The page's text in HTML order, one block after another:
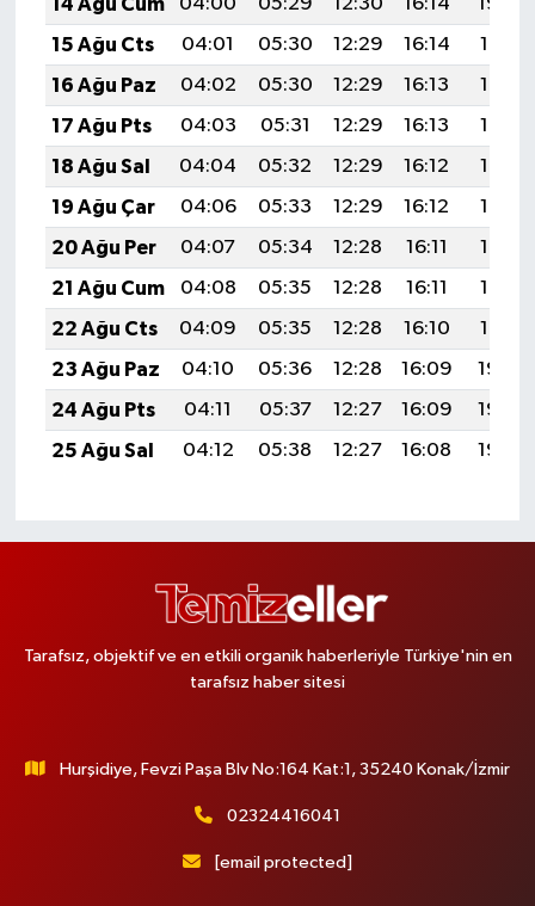
15 Ağu Cts
04:01 05:30 12:29 16:14
19:19
16 Ağu Paz
04:02 05:30 12:29 16:13
19:18
17 Ağu Pts
04:03 05:31 12:29 16:13
19:17
18 Ağu Sal
04:04 05:32 12:29 16:12
19:16
19 Ağu Çar
04:06 05:33 12:29 16:12
19:14
20 Ağu Per
04:07 05:34 12:28 16:11
19:13
21 Ağu Cum
04:08 05:35 12:28 16:11
19:12
22 Ağu Cts
04:09 05:35 12:28 16:10
19:10
23 Ağu Paz
04:10 05:36 12:28 16:09
19:09
24 Ağu Pts
04:11 05:37 12:27 16:09
19:08
25 Ağu Sal
04:12 05:38 12:27 16:08 19:06
Tarafsız, objektif ve en etkili organik haberleriyle Türkiye'nin en
tarafsız haber sitesi
Hurşidiye, Fevzi Paşa Blv No:164 Kat:1, 35240 Konak/İzmir
02324416041
[email protected]